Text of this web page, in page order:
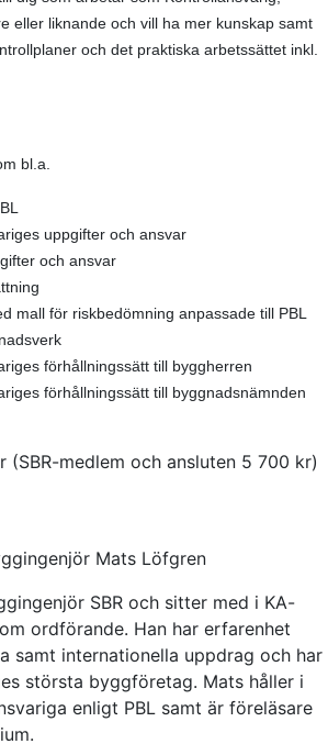
eller liknande och vill ha mer kunskap samt
och det praktiska arbetssättet inkl.
bl.a.
uppgifter och ansvar
och ansvar
mall för riskbedömning anpassade till PBL
förhållningssätt till byggherren
förhållningssätt till byggnadsnämnden
(SBR-medlem och ansluten 5 700 kr)
Mats Löfgren
SBR och sitter med i KA-
ordförande. Han har erfarenhet
samt internationella uppdrag och har
största byggföretag. Mats håller i
enligt PBL samt är föreläsare